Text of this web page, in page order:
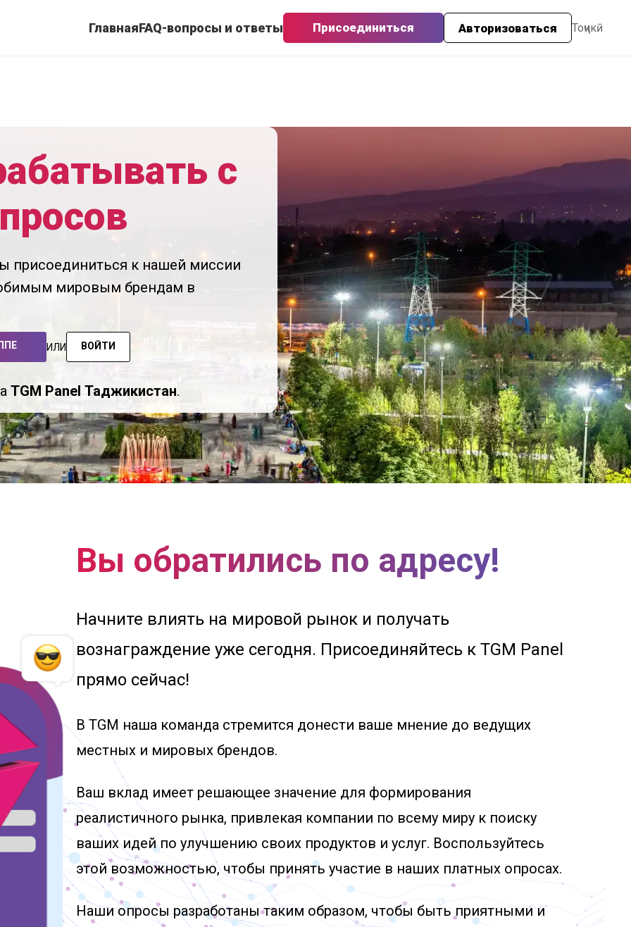
ГлавнаяFAQ-вопросы и ответы Присоединиться Авторизоваться Тоҷикӣ
с
присоединиться к нашей миссии
мировым брендам в
ИЛИ ВОЙТИ
TGM Panel Таджикистан.
Вы обратились по адресу!
Начните влиять на мировой рынок и получать
вознаграждение уже сегодня. Присоединяйтесь к TGM Panel
прямо сейчас!
В TGM наша команда стремится донести ваше мнение до ведущих
местных и мировых брендов.
Ваш вклад имеет решающее значение для формирования
реалистичного рынка, привлекая компании по всему миру к поиску
ваших идей по улучшению своих продуктов и услуг. Воспользуйтесь
этой возможностью, чтобы принять участие в наших платных опросах.
Наши опросы разработаны таким образом, чтобы быть приятными и